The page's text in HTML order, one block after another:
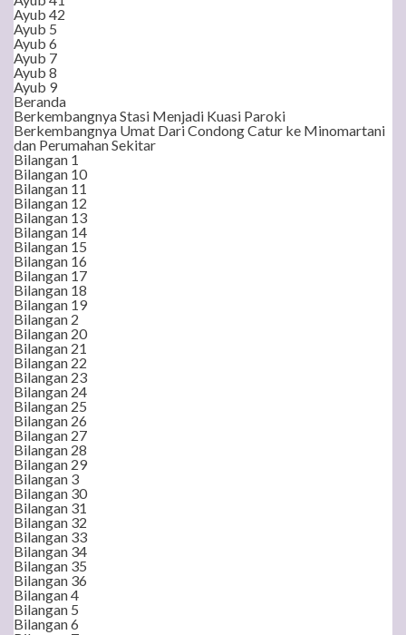
Ayub 42
Ayub 5
Ayub 6
Ayub 7
Ayub 8
Ayub 9
Beranda
Berkembangnya Stasi Menjadi Kuasi Paroki
Berkembangnya Umat Dari Condong Catur ke Minomartani
dan Perumahan Sekitar
Bilangan 1
Bilangan 10
Bilangan 11
Bilangan 12
Bilangan 13
Bilangan 14
Bilangan 15
Bilangan 16
Bilangan 17
Bilangan 18
Bilangan 19
Bilangan 2
Bilangan 20
Bilangan 21
Bilangan 22
Bilangan 23
Bilangan 24
Bilangan 25
Bilangan 26
Bilangan 27
Bilangan 28
Bilangan 29
Bilangan 3
Bilangan 30
Bilangan 31
Bilangan 32
Bilangan 33
Bilangan 34
Bilangan 35
Bilangan 36
Bilangan 4
Bilangan 5
Bilangan 6